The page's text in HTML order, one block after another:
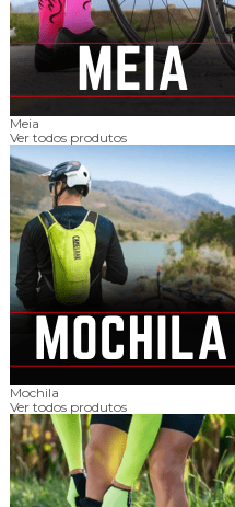
Meia
Ver todos produtos
Mochila
Ver todos produtos